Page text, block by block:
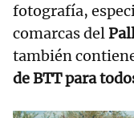
fotografía,
comarcas del
también
de BTT para